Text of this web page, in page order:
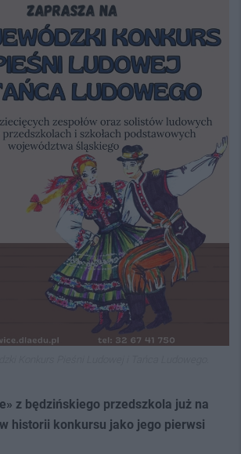
z będzińskiego przedszkola już na
historii konkursu jako jego pierwsi